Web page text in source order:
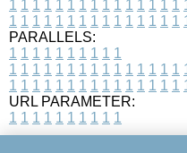
1 1 1 1 1 1 1 1 1 1 1 1 1 1 1
1 1 1 1 1 1 1 1 1 1 1 1 1 1 1
PARALLELS:
1 1 1 1 1 1 1 1 1 1
1 1 1 1 1 1 1 1 1 1 1 1 1 1 1
1 1 1 1 1 1 1 1 1 1 1 1 1 1 1
URL PARAMETER:
1 1 1 1 1 1 1 1 1 1